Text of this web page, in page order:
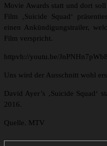
Movie Awards statt und dort
Film ‚Suicide Squad‘
einen Ankündigungstrailer,
Film verspricht.
httpvh://youtu.be/JnPNHn7pWb8
Uns wird der Ausschnitt wohl
David Ayer’s ‚Suicide Squad‘
2016.
Quelle. MTV